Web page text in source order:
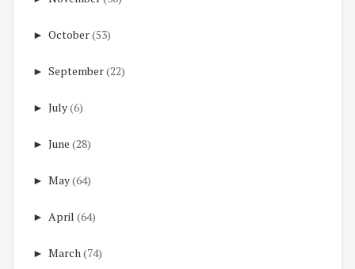
► October(53)
► September(22)
► July(6)
► June (28)
► May(64)
► April (64)
► March (74)